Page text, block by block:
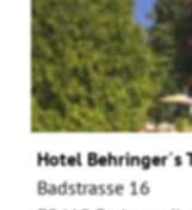
Hotel Behringer´s
Badstrasse 16